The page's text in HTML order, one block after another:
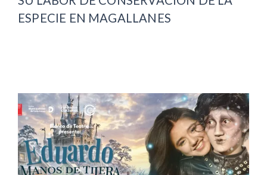
ESPECIE EN MAGALLANES